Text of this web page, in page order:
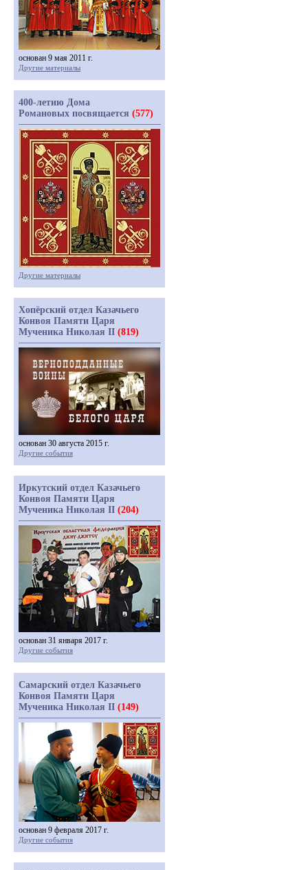
основан 9 мая 2011 г.
Другие материалы
400-летию Дома
Романовых посвящается (577)
Другие материалы
Хопёрский отдел Казачьего
Конвоя Памяти Царя
Мученика Николая II (819)
основан 30 августа 2015 г.
Другие события
Иркутский отдел Казачьего
Конвоя Памяти Царя
Мученика Николая II (204)
основан 31 января 2017 г.
Другие события
Самарский отдел Казачьего
Конвоя Памяти Царя
Мученика Николая II (149)
основан 9 февраля 2017 г.
Другие события